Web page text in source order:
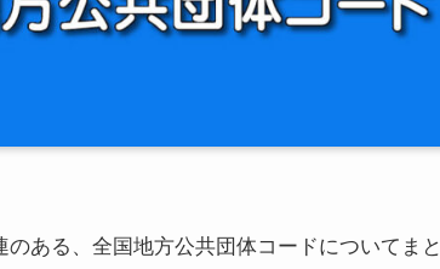
ある、全国地方公共団体コードについてまと